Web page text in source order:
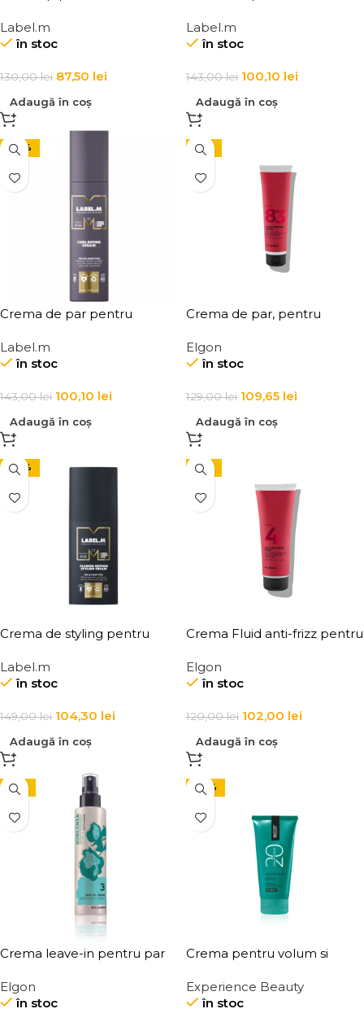
Deconstructor
Label.m
în stoc
130,00lei 87,50 lei
Adaugă în coș
Label.m Anti-Frizz
Smoothing Balm
Label.m
în stoc
143,00lei 100,10 lei
Adaugă în coș
-30%
Crema de par pentru
Curl Define Cream
Label.m
în stoc
143,00lei 100,10 lei
Adaugă în coș
-15%
Crema de par, pentru
Affixx 83 Curl Creator Cream
Elgon
în stoc
129,00lei 109,65 lei
Adaugă în coș
-30%
Crema de styling pentru
Fashion Edition Styling
Cream
Label.m
în stoc
149,00lei 104,30 lei
Adaugă în coș
-15%
Crema Fluid anti-frizz pentru
Frizz Fluid
Elgon
în stoc
120,00lei 102,00 lei
Adaugă în coș
-15%
Crema leave-in pentru par
Elgon
în stoc
-24%
Crema pentru volum si
Elgon 20 Volumizing
Thickening Cream
Experience Beauty
în stoc